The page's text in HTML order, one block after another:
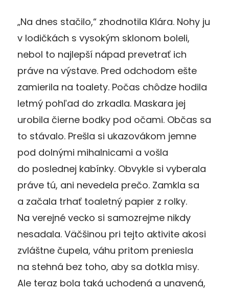
„Na dnes stačilo,“ zhodnotila Klára. Nohy ju
v lodičkách s vysokým sklonom boleli,
nebol to najlepší nápad prevetrať ich
práve na výstave. Pred odchodom ešte
zamierila na toalety. Počas chôdze hodila
letmý pohľad do zrkadla. Maskara jej
urobila čierne bodky pod očami. Občas sa
to stávalo. Prešla si ukazovákom jemne
pod dolnými mihalnicami a vošla
do poslednej kabínky. Obvykle si vyberala
práve tú, ani nevedela prečo. Zamkla sa
a začala trhať toaletný papier z rolky.
Na verejné vecko si samozrejme nikdy
nesadala. Väčšinou pri tejto aktivite akosi
zvláštne čupela, váhu pritom preniesla
na stehná bez toho, aby sa dotkla misy.
Ale teraz bola taká uchodená a unavená,